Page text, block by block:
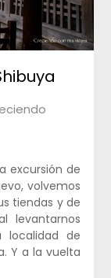
excursión de
volvemos
tiendas y de
levantarnos
localidad de
Y a la vuelta